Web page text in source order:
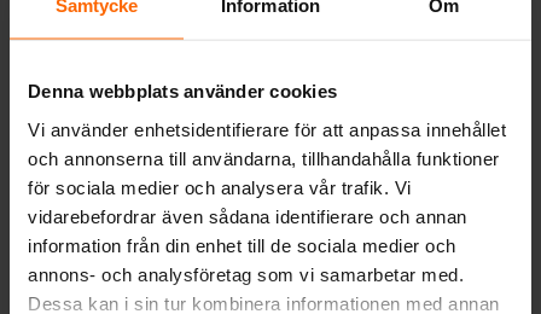
Samtycke Information Om
Denna webbplats använder cookies
Vi använder enhetsidentifierare för att anpassa innehållet
och annonserna till användarna, tillhandahålla funktioner
för sociala medier och analysera vår trafik. Vi
vidarebefordrar även sådana identifierare och annan
information från din enhet till de sociala medier och
annons- och analysföretag som vi samarbetar med.
Dessa kan i sin tur kombinera informationen med annan
TILLBEHÖR
Vedlucka
Smålandsspisen 28
5 268kr
TILLBEHÖR
Uteluftsanslutning
Ø60 mm Idun No1
1 133kr